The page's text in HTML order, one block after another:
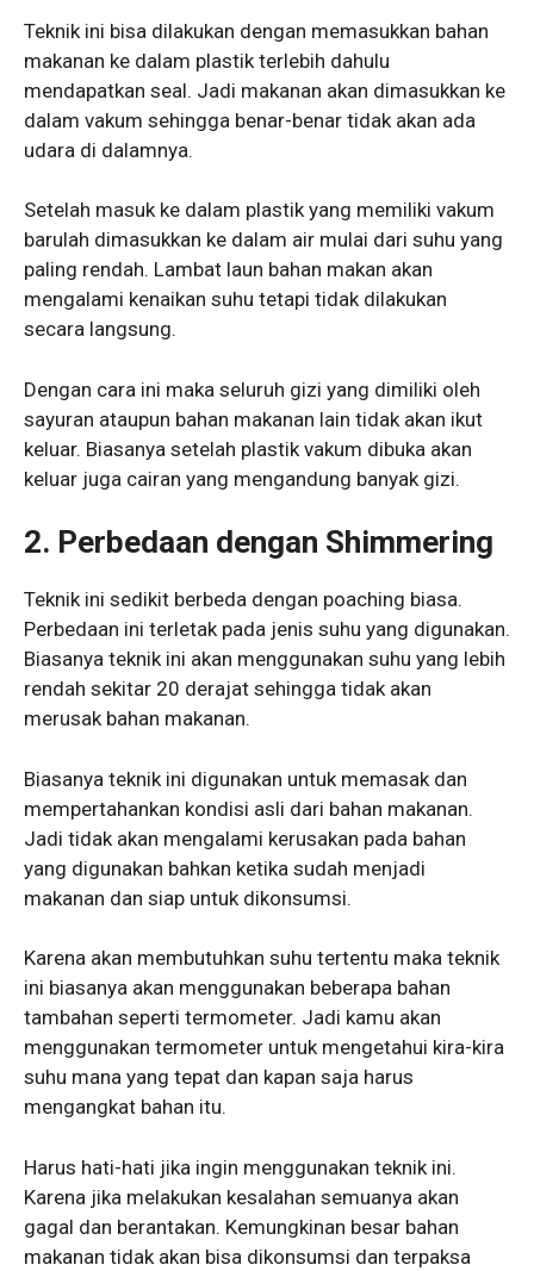
Teknik ini bisa dilakukan dengan memasukkan bahan
makanan ke dalam plastik terlebih dahulu
mendapatkan seal. Jadi makanan akan dimasukkan ke
dalam vakum sehingga benar-benar tidak akan ada
udara di dalamnya.
Setelah masuk ke dalam plastik yang memiliki vakum
barulah dimasukkan ke dalam air mulai dari suhu yang
paling rendah. Lambat laun bahan makan akan
mengalami kenaikan suhu tetapi tidak dilakukan
secara langsung.
Dengan cara ini maka seluruh gizi yang dimiliki oleh
sayuran ataupun bahan makanan lain tidak akan ikut
keluar. Biasanya setelah plastik vakum dibuka akan
keluar juga cairan yang mengandung banyak gizi.
2. Perbedaan dengan Shimmering
Teknik ini sedikit berbeda dengan poaching biasa.
Perbedaan ini terletak pada jenis suhu yang digunakan.
Biasanya teknik ini akan menggunakan suhu yang lebih
rendah sekitar 20 derajat sehingga tidak akan
merusak bahan makanan.
Biasanya teknik ini digunakan untuk memasak dan
mempertahankan kondisi asli dari bahan makanan.
Jadi tidak akan mengalami kerusakan pada bahan
yang digunakan bahkan ketika sudah menjadi
makanan dan siap untuk dikonsumsi.
Karena akan membutuhkan suhu tertentu maka teknik
ini biasanya akan menggunakan beberapa bahan
tambahan seperti termometer. Jadi kamu akan
menggunakan termometer untuk mengetahui kira-kira
suhu mana yang tepat dan kapan saja harus
mengangkat bahan itu.
Harus hati-hati jika ingin menggunakan teknik ini.
Karena jika melakukan kesalahan semuanya akan
gagal dan berantakan. Kemungkinan besar bahan
makanan tidak akan bisa dikonsumsi dan terpaksa